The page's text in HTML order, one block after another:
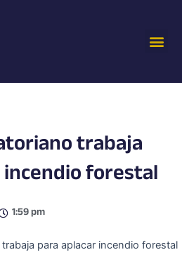
trabaja
forestal
1:59 pm